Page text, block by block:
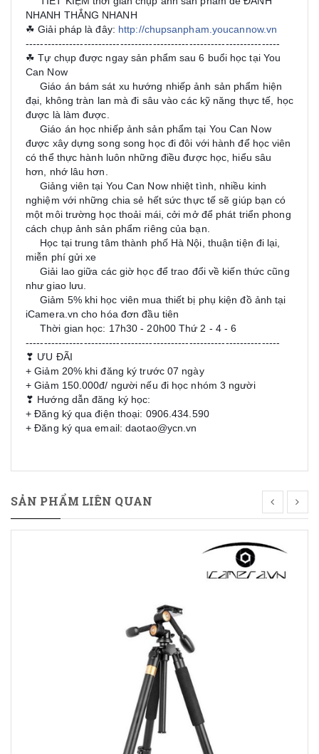
NHANH THẮNG NHANH
☘ Giải pháp là đây: http://chupsanpham.youcannow.vn
----------------------------------------------------------------------
☘ Tự chụp được ngay sản phẩm sau 6 buổi học tại You
Can Now
Giáo án bám sát xu hướng nhiếp ảnh sản phẩm hiện
đại, không tràn lan mà đi sâu vào các kỹ năng thực tế, học
được là làm được.
Giáo án học nhiếp ảnh sản phẩm tại You Can Now
được xây dựng song song học đi đôi với hành để học viên
có thể thực hành luôn những điều được học, hiểu sâu
hơn, nhớ lâu hơn.
Giảng viên tại You Can Now nhiệt tình, nhiều kinh
nghiệm với những chia sẻ hết sức thực tế sẽ giúp bạn có
một môi trường học thoải mái, cởi mở để phát triển phong
cách chụp ảnh sản phẩm riêng của bạn.
Học tại trung tâm thành phố Hà Nội, thuận tiện đi lại,
miễn phí gửi xe
Giải lao giữa các giờ học để trao đổi về kiến thức cũng
như giao lưu.
Giảm 5% khi học viên mua thiết bị phụ kiện đồ ảnh tại
iCamera.vn cho hóa đơn đầu tiên
Thời gian học: 17h30 - 20h00 Thứ 2 - 4 - 6
----------------------------------------------------------------------
❣ ƯU ĐÃI
+ Giảm 20% khi đăng ký trước 07 ngày
+ Giảm 150.000đ/ người nếu đi học nhóm 3 người
❣ Hướng dẫn đăng ký học:
+ Đăng ký qua điện thoại: 0906.434.590
+ Đăng ký qua email: daotao@ycn.vn
SẢN PHẨM LIÊN QUAN